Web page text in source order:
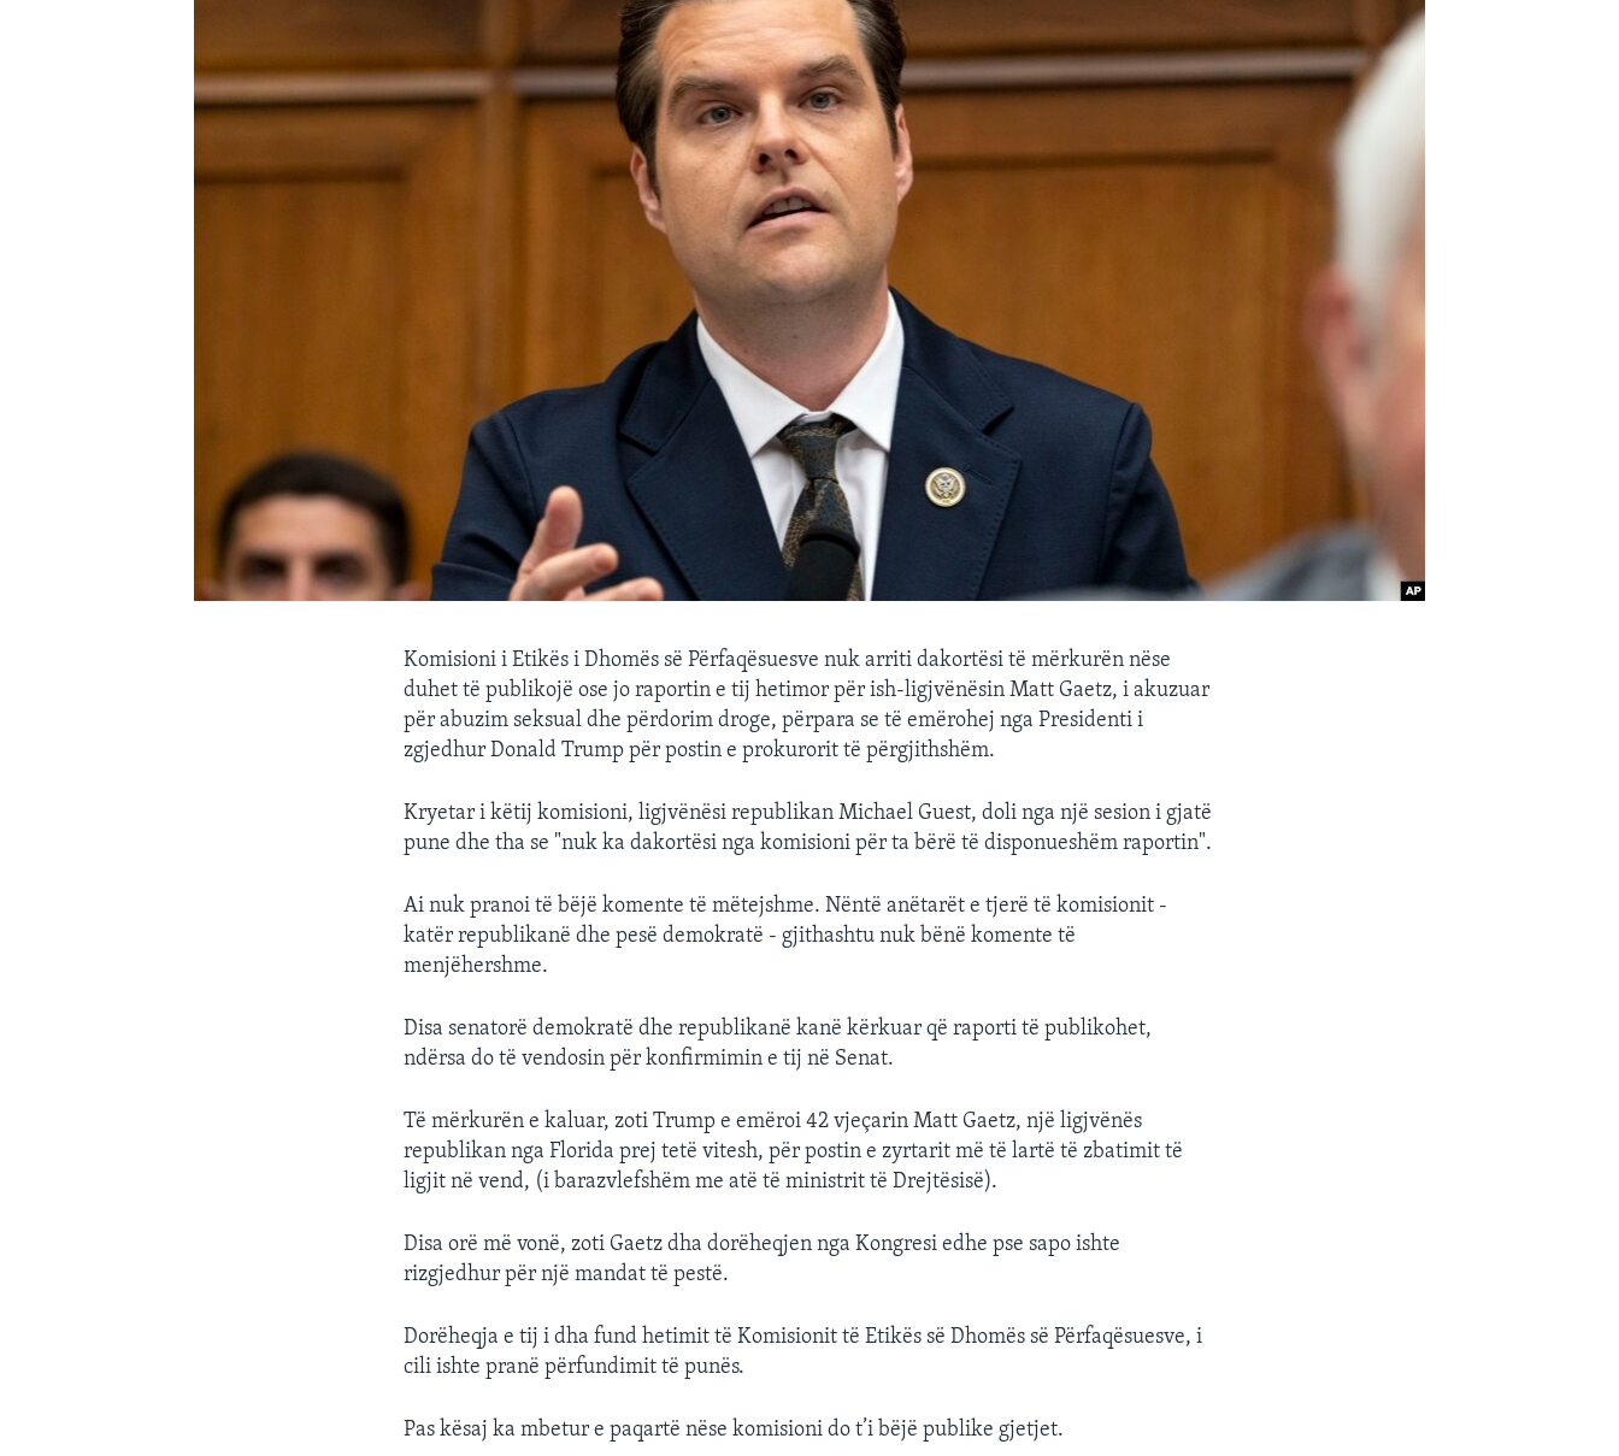
Komisioni i Etikës i Dhomës së Përfaqësuesve nuk arriti dakortësi të mërkurën nëse
duhet të publikojë ose jo raportin e tij hetimor për ish-ligjvënësin Matt Gaetz, i akuzuar
për abuzim seksual dhe përdorim droge, përpara se të emërohej nga Presidenti i
zgjedhur Donald Trump për postin e prokurorit të përgjithshëm.
Kryetar i këtij komisioni, ligjvënësi republikan Michael Guest, doli nga një sesion i gjatë
pune dhe tha se "nuk ka dakortësi nga komisioni për ta bërë të disponueshëm raportin".
Ai nuk pranoi të bëjë komente të mëtejshme. Nëntë anëtarët e tjerë të komisionit -
katër republikanë dhe pesë demokratë - gjithashtu nuk bënë komente të
menjëhershme.
Disa senatorë demokratë dhe republikanë kanë kërkuar që raporti të publikohet,
ndërsa do të vendosin për konfirmimin e tij në Senat.
Të mërkurën e kaluar, zoti Trump e emëroi 42 vjeçarin Matt Gaetz, një ligjvënës
republikan nga Florida prej tetë vitesh, për postin e zyrtarit më të lartë të zbatimit të
ligjit në vend, (i barazvlefshëm me atë të ministrit të Drejtësisë).
Disa orë më vonë, zoti Gaetz dha dorëheqjen nga Kongresi edhe pse sapo ishte
rizgjedhur për një mandat të pestë.
Dorëheqja e tij i dha fund hetimit të Komisionit të Etikës së Dhomës së Përfaqësuesve, i
cili ishte pranë përfundimit të punës.
Pas kësaj ka mbetur e paqartë nëse komisioni do t’i bëjë publike gjetjet.